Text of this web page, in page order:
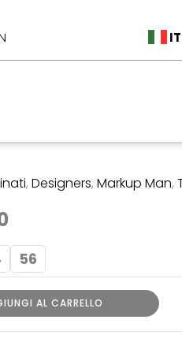
IT
,Designers,Markup Man,
Il
attuale
è:
€70.00.
56
AL CARRELLO